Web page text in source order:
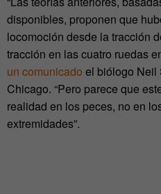
disponibles, proponen que
locomoción desde la tracción
tracción en las cuatro ruedas
un comunicado el biólogo Neil
Chicago. “Pero parece que
realidad en los peces, no en
extremidades”.